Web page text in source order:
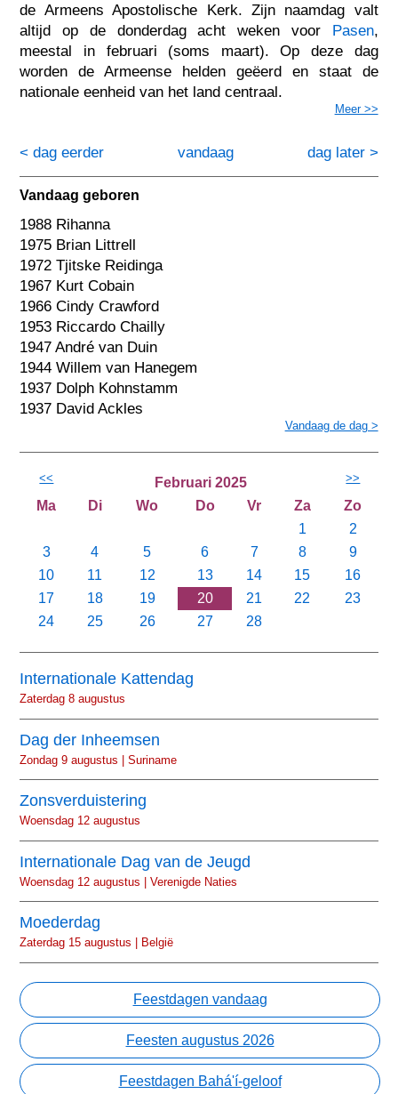
de Armeens Apostolische Kerk. Zijn naamdag valt
altijd op de donderdag acht weken voor Pasen,
meestal in februari (soms maart). Op deze dag
worden de Armeense helden geëerd en staat de
nationale eenheid van het land centraal.
Meer >>
< dag eerder dag later >
vandaag
Vandaag geboren
1988 Rihanna
1975 Brian Littrell
1972 Tjitske Reidinga
1967 Kurt Cobain
1966 Cindy Crawford
1953 Riccardo Chailly
1947 André van Duin
1944 Willem van Hanegem
1937 Dolph Kohnstamm
1937 David Ackles
Vandaag de dag >
<< Februari 2025 >>
Ma Di Wo Do Vr Za
Zo
1
2
3
4 5 6 7 8
9
10
11 12 13 14 15
16
17
18 19 20 21 22
23
24
25 26 27 28
Internationale Kattendag
Zaterdag 8 augustus
Dag der Inheemsen
Zondag 9 augustus | Suriname
Zonsverduistering
Woensdag 12 augustus
Internationale Dag van de Jeugd
Woensdag 12 augustus | Verenigde Naties
Moederdag
Zaterdag 15 augustus | België
Feestdagen vandaag
Feesten augustus 2026
Feestdagen Bahá'í-geloof